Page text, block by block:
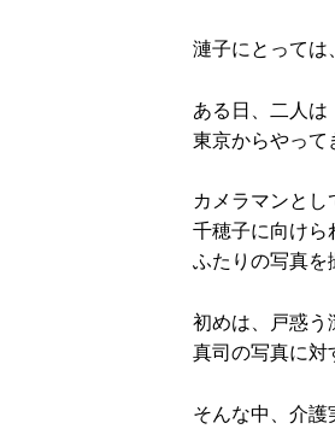
漣子にとっては
ある日、二人は
東京からやって
カメラマンと
千穂子に向けら
ふたりの写真を
初めは、戸惑う
真司の写真に対
そんな中、介護